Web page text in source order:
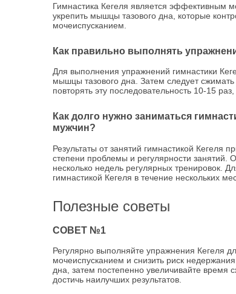
Гимнастика Кегеля является эффективным
укрепить мышцы тазового дна, которые
мочеиспусканием.
Как правильно выполнять
Для выполнения упражнений гимнастики
мышцы тазового дна. Затем следует
повторять эту последовательность 10-15
Как долго нужно заниматься
мужчин?
Результаты от занятий гимнастикой Кегеля
степени проблемы и регулярности
несколько недель регулярных тренировок.
гимнастикой Кегеля в течение нескольких
Полезные советы
СОВЕТ №1
Регулярно выполняйте упражнения Кегеля
мочеиспусканием и снизить риск
дна, затем постепенно увеличивайте время
достичь наилучших результатов.